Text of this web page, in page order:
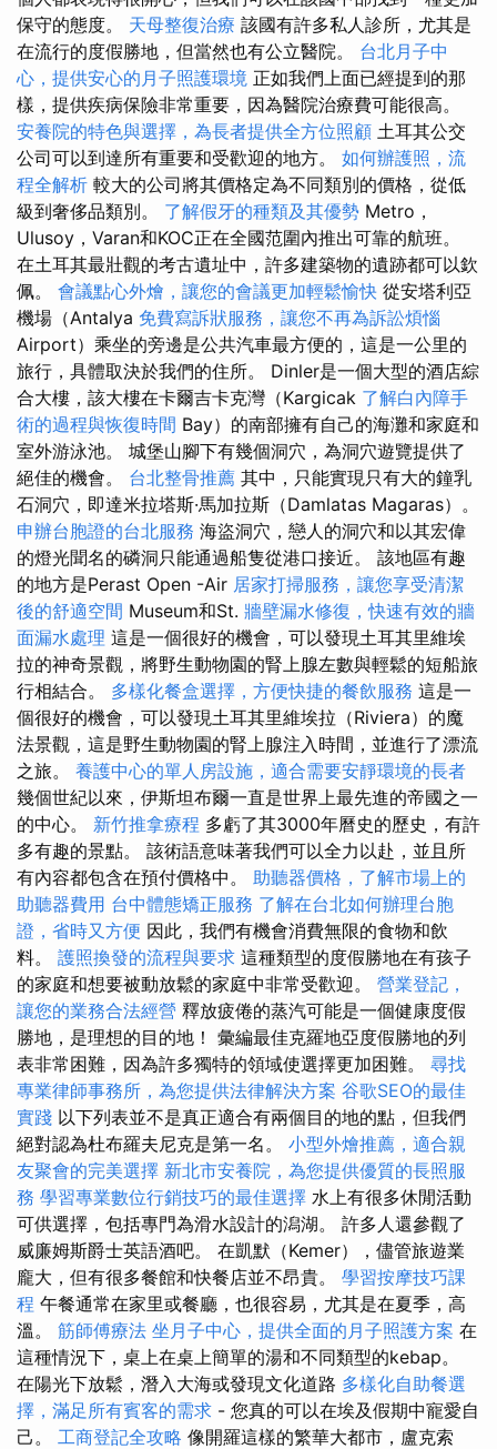
保守的態度。 天母整復治療 該國有許多私人診所，尤其是
在流行的度假勝地，但當然也有公立醫院。 台北月子中
心，提供安心的月子照護環境 正如我們上面已經提到的那
樣，提供疾病保險非常重要，因為醫院治療費可能很高。
安養院的特色與選擇，為長者提供全方位照顧 土耳其公交
公司可以到達所有重要和受歡迎的地方。 如何辦護照，流
程全解析 較大的公司將其價格定為不同類別的價格，從低
級到奢侈品類別。 了解假牙的種類及其優勢 Metro，
Ulusoy，Varan和KOC正在全國范圍內推出可靠的航班。
在土耳其最壯觀的考古遺址中，許多建築物的遺跡都可以欽
佩。 會議點心外燴，讓您的會議更加輕鬆愉快 從安塔利亞
機場（Antalya 免費寫訴狀服務，讓您不再為訴訟煩惱
Airport）乘坐的旁邊是公共汽車最方便的，這是一公里的
旅行，具體取決於我們的住所。 Dinler是一個大型的酒店綜
合大樓，該大樓在卡爾吉卡克灣（Kargicak 了解白內障手
術的過程與恢復時間 Bay）的南部擁有自己的海灘和家庭和
室外游泳池。 城堡山腳下有幾個洞穴，為洞穴遊覽提供了
絕佳的機會。 台北整骨推薦 其中，只能實現只有大的鐘乳
石洞穴，即達米拉塔斯·馬加拉斯（Damlatas Magaras）。
申辦台胞證的台北服務 海盜洞穴，戀人的洞穴和以其宏偉
的燈光聞名的磷洞只能通過船隻從港口接近。 該地區有趣
的地方是Perast Open -Air 居家打掃服務，讓您享受清潔
後的舒適空間 Museum和St. 牆壁漏水修復，快速有效的牆
面漏水處理 這是一個很好的機會，可以發現土耳其里維埃
拉的神奇景觀，將野生動物園的腎上腺左數與輕鬆的短船旅
行相結合。 多樣化餐盒選擇，方便快捷的餐飲服務 這是一
個很好的機會，可以發現土耳其里維埃拉（Riviera）的魔
法景觀，這是野生動物園的腎上腺注入時間，並進行了漂流
之旅。 養護中心的單人房設施，適合需要安靜環境的長者
幾個世紀以來，伊斯坦布爾一直是世界上最先進的帝國之一
的中心。 新竹推拿療程 多虧了其3000年曆史的歷史，有許
多有趣的景點。 該術語意味著我們可以全力以赴，並且所
有內容都包含在預付價格中。 助聽器價格，了解市場上的
助聽器費用 台中體態矯正服務 了解在台北如何辦理台胞
證，省時又方便 因此，我們有機會消費無限的食物和飲
料。 護照換發的流程與要求 這種類型的度假勝地在有孩子
的家庭和想要被動放鬆的家庭中非常受歡迎。 營業登記，
讓您的業務合法經營 釋放疲倦的蒸汽可能是一個健康度假
勝地，是理想的目的地！ 彙編最佳克羅地亞度假勝地的列
表非常困難，因為許多獨特的領域使選擇更加困難。 尋找
專業律師事務所，為您提供法律解決方案 谷歌SEO的最佳
實踐 以下列表並不是真正適合有兩個目的地的點，但我們
絕對認為杜布羅夫尼克是第一名。 小型外燴推薦，適合親
友聚會的完美選擇 新北市安養院，為您提供優質的長照服
務 學習專業數位行銷技巧的最佳選擇 水上有很多休閒活動
可供選擇，包括專門為滑水設計的潟湖。 許多人還參觀了
威廉姆斯爵士英語酒吧。 在凱默（Kemer），儘管旅遊業
龐大，但有很多餐館和快餐店並不昂貴。 學習按摩技巧課
程 午餐通常在家里或餐廳，也很容易，尤其是在夏季，高
溫。 筋師傅療法 坐月子中心，提供全面的月子照護方案 在
這種情況下，桌上在桌上簡單的湯和不同類型的kebap。
在陽光下放鬆，潛入大海或發現文化道路 多樣化自助餐選
擇，滿足所有賓客的需求 - 您真的可以在埃及假期中寵愛自
己。 工商登記全攻略 像開羅這樣的繁華大都市，盧克索